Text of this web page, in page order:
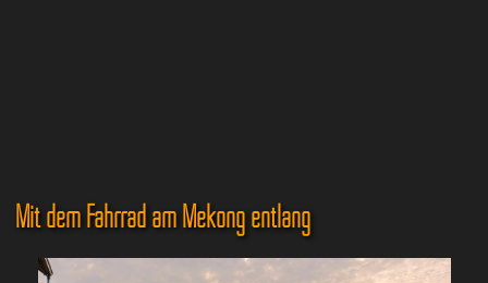
Mit dem Fahrrad am Mekong entlang